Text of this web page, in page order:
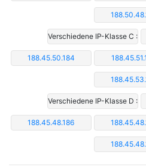
Verschiedene IP-Klasse C :
188.45.50.184
Verschiedene IP-Klasse D :
188.45.48.186